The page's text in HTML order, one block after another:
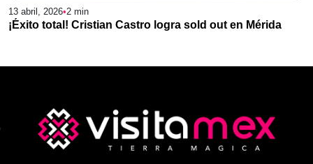
13 abril, 2026•2 min
¡Éxito total! Cristian Castro logra sold out en Mérida